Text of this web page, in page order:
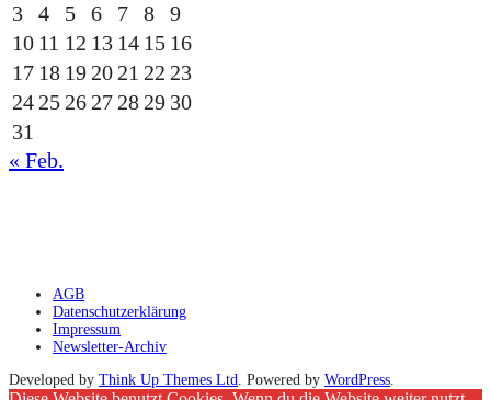
3
4 5 6 7 8
9
10 11 12 13 14 15 16
17 18 19 20 21 22 23
24 25 26 27 28 29 30
31
« Feb.
AGB
Datenschutzerklärung
Impressum
Newsletter-Archiv
Developed by Think Up Themes Ltd . Powered by WordPress